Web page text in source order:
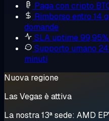
Paga con cripto
Rimborso entro 14
domande
SLA uptime 99,95%
Supporto umano
minuti
Nuova regione
Las Vegas è attiva
La nostra 13ª sede: AMD